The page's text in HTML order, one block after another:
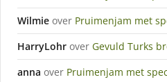
Wilmie over Pruimenjam met
HarryLohr over Gevuld Turks
anna over Pruimenjam met